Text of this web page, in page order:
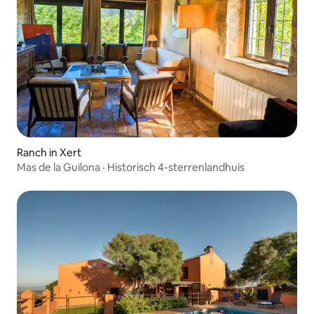
Ranch in Xert
Mas de la Guilona · Historisch 4-sterrenlandhuis